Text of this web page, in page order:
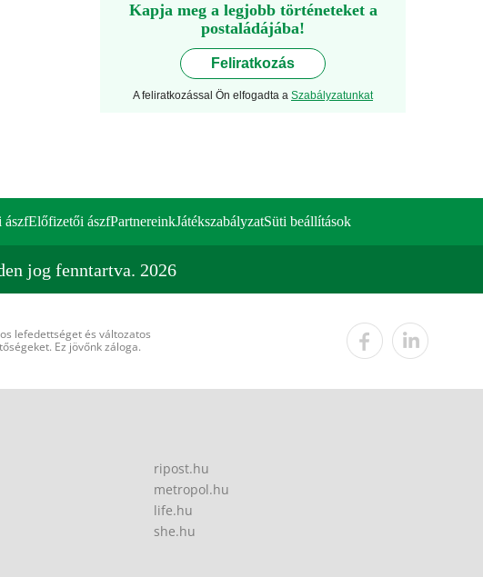
Kapja meg a legjobb történeteket a
postaládájába!
Feliratkozás
A feliratkozással Ön elfogadta a Szabályzatunkat
ászfElőfizetői ászfPartnereinkJátékszabályzatSüti beállítások
jog fenntartva. 2026
lefedettséget és változatos
Ez jövőnk záloga.
ripost.hu
metropol.hu
life.hu
she.hu